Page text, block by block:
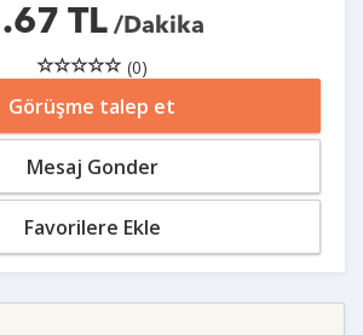
TL /Dakika
(0)
Görüşme talep et
Mesaj Gonder
Favorilere Ekle